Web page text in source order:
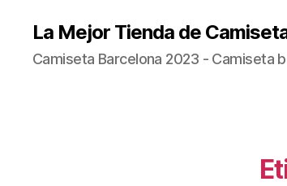
La Mejor Tienda de
Camiseta Barcelona 2023 - Camiseta